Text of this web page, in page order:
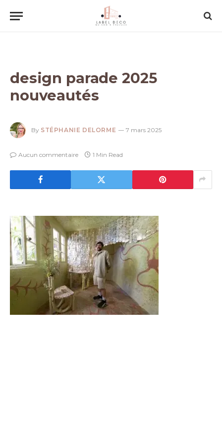
design parade 2025
nouveautés
By STÉPHANIE DELORME 7 mars 2025
Aucun commentaire 1 Min Read